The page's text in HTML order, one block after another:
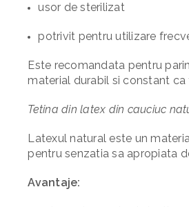
usor de sterilizat
potrivit pentru utilizare
Este recomandata pentru
material durabil si constant ca
Tetina din latex din cauciuc
Latexul natural este un
pentru senzatia sa apropiata
Avantaje: